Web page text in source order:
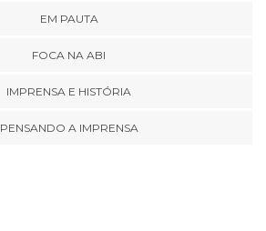
EM PAUTA
FOCA NA ABI
IMPRENSA E HISTÓRIA
PENSANDO A IMPRENSA